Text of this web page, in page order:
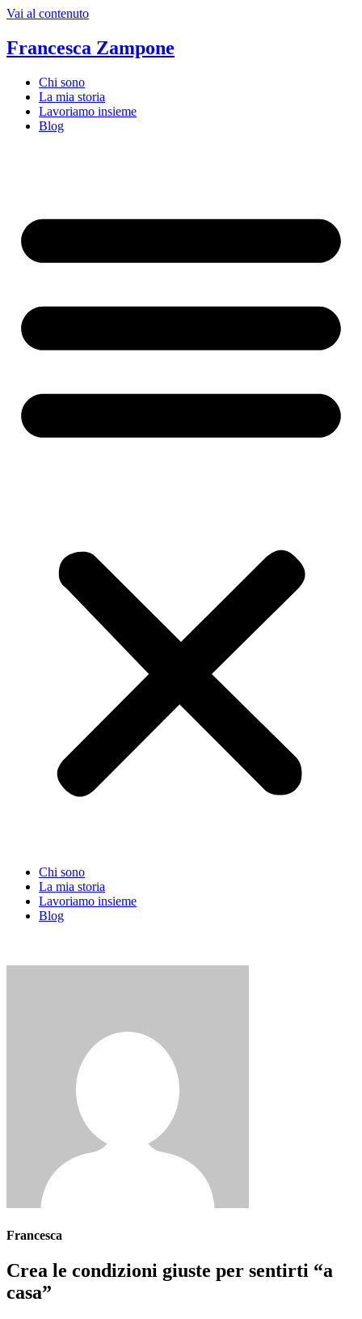
Vai al contenuto
Francesca Zampone
Chi sono
La mia storia
Lavoriamo insieme
Blog
Chi sono
La mia storia
Lavoriamo insieme
Blog
Francesca
Crea le condizioni giuste per sentirti “a
casa”